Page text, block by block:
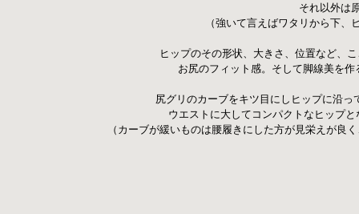
それ以外は
（強いて言えばワタリから下
ヒップのその形状、大きさ、位置など、
お尻のフィット感。そして脚線美を
尻グリのカーブをキツ目にしヒップに沿
ウエストに大してコンパクトなヒップ
（カーブが緩いものは腰履きにした方が見栄えが